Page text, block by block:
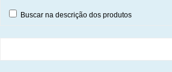
Buscar na descrição dos produtos